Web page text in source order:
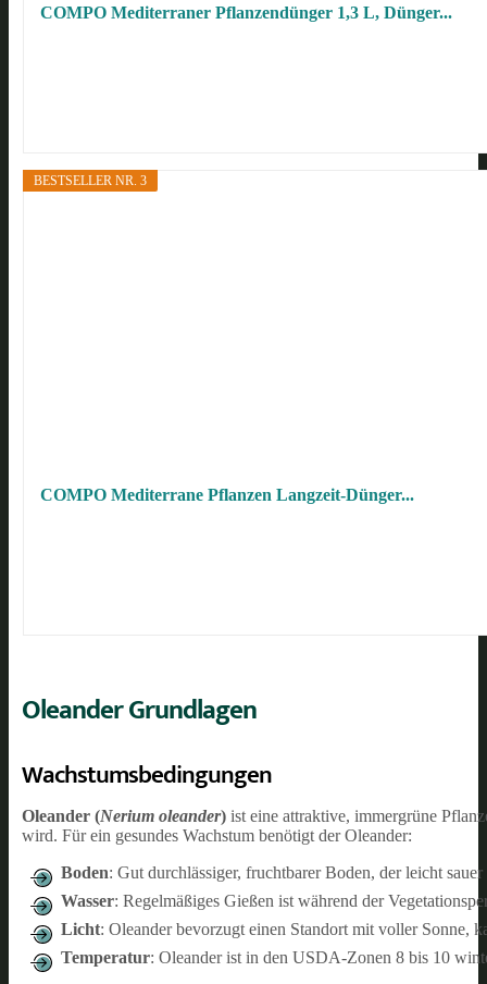
COMPO Mediterraner Pflanzendünger 1,3 L, Dünger...
BESTSELLER NR. 3
COMPO Mediterrane Pflanzen Langzeit-Dünger...
Oleander Grundlagen
Wachstumsbedingungen
Oleander (Nerium oleander) ist eine attraktive, immergrüne
wird. Für ein gesundes Wachstum benötigt der Oleander:
Boden: Gut durchlässiger, fruchtbarer Boden, der leicht
Wasser: Regelmäßiges Gießen ist während der
Licht: Oleander bevorzugt einen Standort mit voller Sonne,
Temperatur: Oleander ist in den USDA-Zonen 8 bis 10